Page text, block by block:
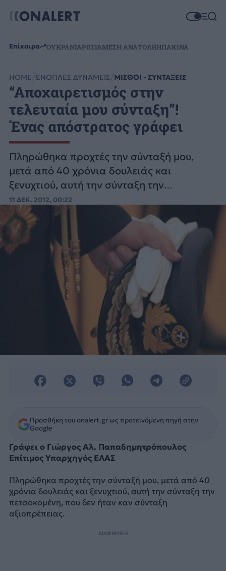
Επίκαιρα ΟΥΚΡΑΝΙΑΡΩΣΙΑΜΕΣΗ ΑΝΑΤΟΛΗΗΠΑΚΙΝΑ
HOME ΕΝΟΠΛΕΣ ΔΥΝΑΜΕΙΣ ΜΙΣΘΟΙ - ΣΥΝΤΑΞΕΙΣ
“Αποχαιρετισμός στην
τελευταία μου σύνταξη”!
Ένας απόστρατος γράφει
Πληρώθηκα προχτές την σύνταξή μου,
μετά από 40 χρόνια δουλειάς και
ξενυχτιού, αυτή την σύνταξη την
πετσοκομένη, που δεν ήταν καν σύνταξη
αξιοπρέπειας.
11 ΔΕΚ. 2012, 00:22
Προσθήκη του onalert.gr ως προτεινόμενη πηγή στην
Google
Γράφει ο Γιώργος Αλ. Παπαδημητρόπουλος
Επίτιμος Υπαρχηγός ΕΛΑΣ
Πληρώθηκα προχτές την σύνταξή μου, μετά από 40
χρόνια δουλειάς και ξενυχτιού, αυτή την σύνταξη την
πετσοκομένη, που δεν ήταν καν σύνταξη
αξιοπρέπειας.
ΔΙΑΦΗΜΙΣΗ